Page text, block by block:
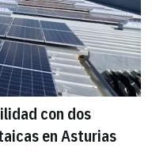
con dos
en Asturias